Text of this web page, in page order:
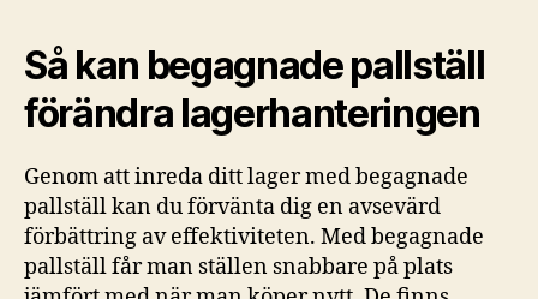
Så kan begagnade pallställ
förändra lagerhanteringen
Genom att inreda ditt lager med begagnade
pallställ kan du förvänta dig en avsevärd
förbättring av effektiviteten. Med begagnade
pallställ får man ställen snabbare på plats